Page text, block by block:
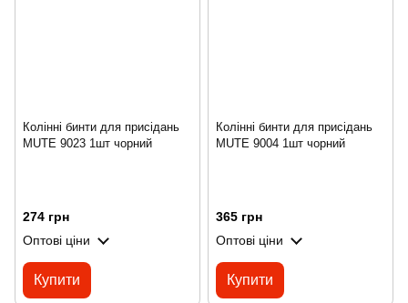
Колінні бинти для присідань
MUTE 9023 1шт чорний
274 грн
Оптові ціни
Купити
Колінні бинти для присідань
MUTE 9004 1шт чорний
365 грн
Оптові ціни
Купити